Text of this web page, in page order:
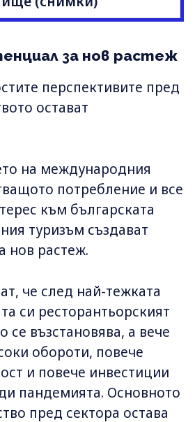
за нов растеж
перспективите пред
остават
на международния
потребление и все
към българската
туризъм създават
нов растеж.
че след най-тежката
си ресторантьорският
се възстановява, а вече
обороти, повече
и повече инвестиции
пандемията. Основното
пред сектора остава